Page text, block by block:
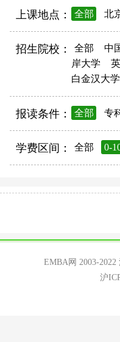
上课地点： 全部 北
招生院校： 全部 中
岸大学
白金汉大学
报读条件： 全部 专
学费区间： 全部 0-
EMBA网 2003-2022
沪